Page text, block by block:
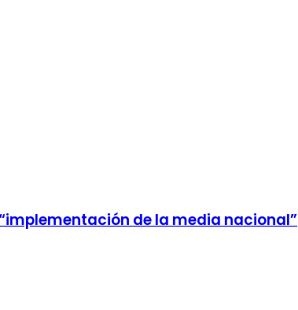
de la media nacional”